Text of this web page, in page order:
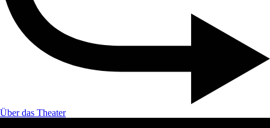
Über das Theater